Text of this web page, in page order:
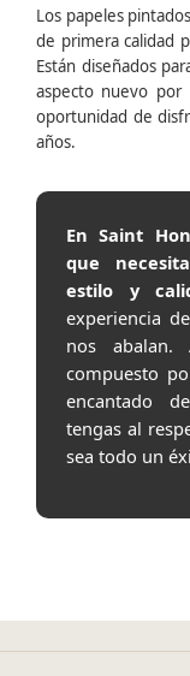
Los papeles
de primera calidad
Están diseñados
aspecto nuevo por
oportunidad de
años.
En Saint
que
estilo y
experiencia
nos abalan.
compuesto
encantado
tengas al
sea todo un